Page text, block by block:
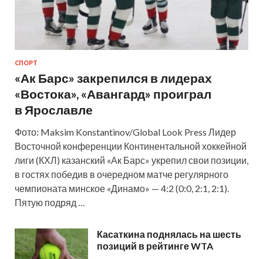
СПОРТ
«Ак Барс» закрепился в лидерах
«Востока», «Авангард» проиграл
в Ярославле
Фото: Maksim Konstantinov/Global Look Press Лидер
Восточной конференции Континентальной хоккейной
лиги (КХЛ) казанский «Ак Барс» укрепил свои позиции,
в гостях победив в очередном матче регулярного
чемпионата минское «Динамо» — 4:2 (0:0, 2:1, 2:1).
Пятую подряд …
Касаткина поднялась на шесть
позиций в рейтинге WTA